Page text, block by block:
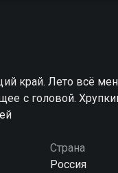
край. Лето всё
с головой.
Страна
Россия